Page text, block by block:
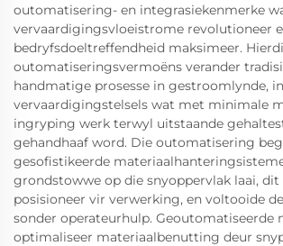
outomatisering- en integrasiekenmerke
vervaardigingsvloeistrome revolutioneer
bedryfsdoeltreffendheid maksimeer.
outomatiseringsvermoëns verander
handmatige prosesse in gestroomlynde,
vervaardigingstelsels wat met minimale
ingryping werk terwyl uitstaande
gehandhaaf word. Die outomatisering
gesofistikeerde
grondstowwe op die snyoppervlak laai, dit
posisioneer vir verwerking, en voltooide
sonder operateurhulp. Geoutomatiseerde
optimaliseer materiaalbenutting deur